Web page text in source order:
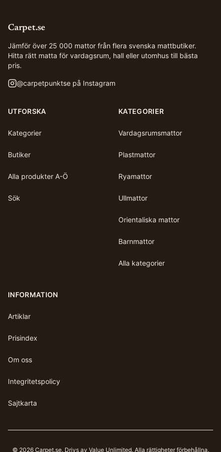
Carpet.se
Jämför över 25 000 mattor från flera svenska mattbutiker.
Hitta rätt matta för vardagsrum, hall eller utomhus till bästa
pris.
@carpetpunktse på Instagram
UTFORSKA
Kategorier
Butiker
Alla produkter A-Ö
Sök
KATEGORIER
Vardagsrumsmattor
Plastmattor
Ryamattor
Ullmattor
Orientaliska mattor
Barnmattor
Alla kategorier
INFORMATION
Artiklar
Prisindex
Om oss
Integritetspolicy
Sajtkarta
© 2026 Carpet.se. Drivs av Value Unlimited. Alla rättigheter förbehållna.